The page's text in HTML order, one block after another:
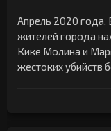
Апрель 2020 года,
жителей города
Кике Молина и
жестоких убийств